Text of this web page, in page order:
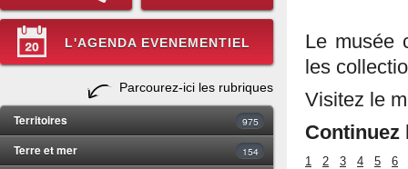
L'AGENDA EVENEMENTIEL
Parcourez-ici les rubriques
Territoires 975
Terre et mer 154
Le musée
les
Visitez le
1 2 3 4 5 6